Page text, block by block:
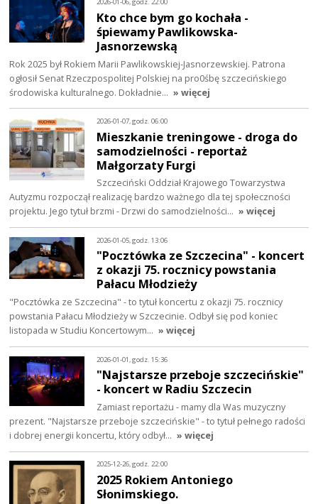
Kto chce bym go kochała -
śpiewamy Pawlikowska-
Jasnorzewską
Rok 2025 był Rokiem Marii Pawlikowskiej-Jasnorzewskiej. Patrona
ogłosił Senat Rzeczpospolitej Polskiej na pro0śbę szczecińskiego
środowiska kulturalnego. Dokładnie… » więcej
2026-01-07, godz. 06:00
Mieszkanie treningowe - droga do
samodzielności - reportaż
Małgorzaty Furgi
Szczeciński Oddział Krajowego Towarzystwa
Autyzmu rozpoczął realizację bardzo ważnego dla tej społeczności
projektu. Jego tytuł brzmi - Drzwi do samodzielności… » więcej
2026-01-05, godz. 13:06
"Pocztówka ze Szczecina" - koncert
z okazji 75. rocznicy powstania
Pałacu Młodzieży
"Pocztówka ze Szczecina" - to tytuł koncertu z okazji 75. rocznicy
powstania Pałacu Młodzieży w Szczecinie. Odbył się pod koniec
listopada w Studiu Koncertowym… » więcej
2026-01-01, godz. 15:36
"Najstarsze przeboje szczecińskie"
- koncert w Radiu Szczecin
Zamiast reportażu - mamy dla Was muzyczny
prezent. "Najstarsze przeboje szczecińskie" - to tytuł pełnego radości
i dobrej energii koncertu, który odbył… » więcej
2025-12-26, godz. 22:00
2025 Rokiem Antoniego
Słonimskiego.